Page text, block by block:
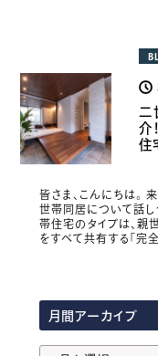
二
介
住
皆さま、こんにちは。
世帯同居について話し
帯住宅のタイプは、親
をすべて共有する「完
月間アーカイブ